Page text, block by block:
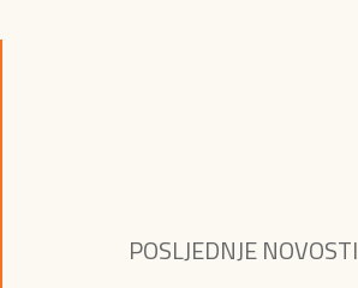
POSLJEDNJE NOVOSTI